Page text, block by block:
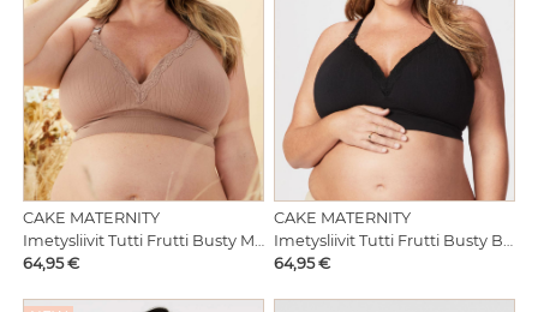
CAKE MATERNITY
Imetysliivit Tutti Frutti Busty Mocha
Hinta
64,95 €
CAKE MATERNITY
Hinta
64,95 €